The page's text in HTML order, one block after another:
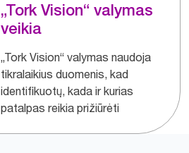
„Tork Vision“ valymas
veikia
„Tork Vision“ valymas naudoja
tikralaikius duomenis, kad
identifikuotų, kada ir kurias
patalpas reikia prižiūrėti